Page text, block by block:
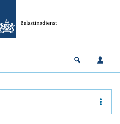
Open